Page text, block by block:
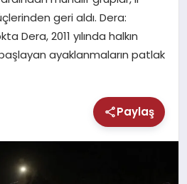
geri aldı. Dera:
Dera, 2011 yılında halkın
ayaklanmaların patlak
Paylaş